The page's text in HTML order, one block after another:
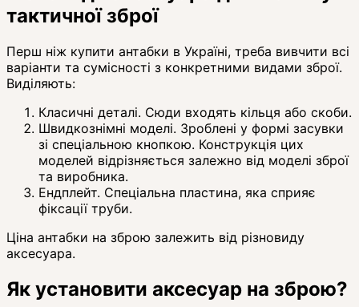
тактичної зброї
Перш ніж купити антабки в Україні, треба вивчити всі
варіанти та сумісності з конкретними видами зброї.
Виділяють:
Класичні деталі. Сюди входять кільця або скоби.
Швидкознімні моделі. Зроблені у формі засувки
зі спеціальною кнопкою. Конструкція цих
моделей відрізняється залежно від моделі зброї
та виробника.
Ендплейт. Спеціальна пластина, яка сприяє
фіксації труби.
Ціна антабки на зброю залежить від різновиду
аксесуара.
Як установити аксесуар на зброю?